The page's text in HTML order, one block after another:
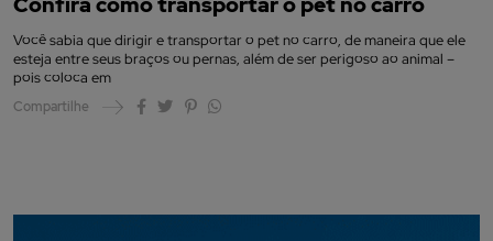
Você sabia que dirigir e transportar o pet no carro, de maneira que ele
esteja entre seus braços ou pernas, além de ser perigoso ao animal –
pois coloca em
Compartilhe